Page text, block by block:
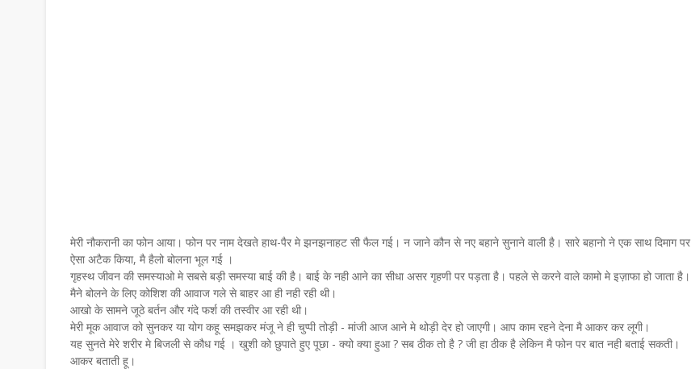
मेरी नौकरानी का फोन आया। फोन पर नाम देखते हाथ-पैर मे झनझनाहट सी फैल गई। न जाने कौन से नए बहाने सुनाने वाली है। सारे बहानो ने एक साथ दिमाग पर
ऐसा अटैक किया, मै हैलो बोलना भूल गई ।
गृहस्थ जीवन की समस्याओ मे सबसे बड़ी समस्या बाई की है। बाई के नही आने का सीधा असर गृहणी पर पड़ता है। पहले से करने वाले कामो मे इज़ाफा हो जाता है।
मैने बोलने के लिए कोशिश की आवाज गले से बाहर आ ही नही रही थी।
आखो के सामने जूठे बर्तन और गंदे फर्श की तस्वीर आ रही थी।
मेरी मूक आवाज को सुनकर या योग कहू समझकर मंजू ने ही चुप्पी तोड़ी - मांजी आज आने मे थोड़ी देर हो जाएगी। आप काम रहने देना मै आकर कर लूगी।
यह सुनते मेरे शरीर मे बिजली से कौध गई । खुशी को छुपाते हुए पूछा - क्यो क्या हुआ ? सब ठीक तो है ? जी हा ठीक है लेकिन मै फोन पर बात नही बताई सकती।
आकर बताती हू।